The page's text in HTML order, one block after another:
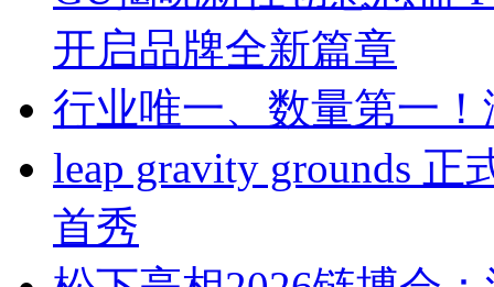
开启品牌全新篇章
行业唯一、数量第一
leap gravity grounds
首秀